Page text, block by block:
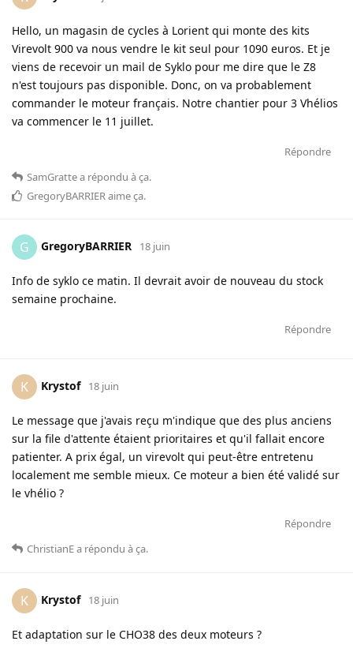
Hello, un magasin de cycles à Lorient qui monte des kits
Virevolt 900 va nous vendre le kit seul pour 1090 euros. Et je
viens de recevoir un mail de Syklo pour me dire que le Z8
n'est toujours pas disponible. Donc, on va probablement
commander le moteur français. Notre chantier pour 3 Vhélios
va commencer le 11 juillet.
Répondre
SamGrattea répondu à ça.
GregoryBARRIERaime ça.
G GregoryBARRIER 18 juin
Info de syklo ce matin. Il devrait avoir de nouveau du stock
semaine prochaine.
Répondre
K Krystof 18 juin
Le message que j'avais reçu m'indique que des plus anciens
sur la file d'attente étaient prioritaires et qu'il fallait encore
patienter. A prix égal, un virevolt qui peut-être entretenu
localement me semble mieux. Ce moteur a bien été validé sur
le vhélio ?
Répondre
ChristianEa répondu à ça.
K Krystof 18 juin
Et adaptation sur le CHO38 des deux moteurs ?